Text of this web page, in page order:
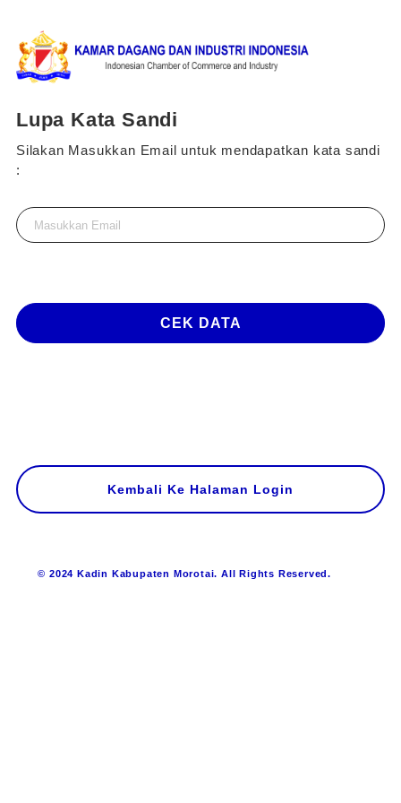
Lupa Kata Sandi
Silakan Masukkan Email untuk mendapatkan kata sandi
:
CEK DATA
Kembali Ke Halaman Login
© 2024 Kadin Kabupaten Morotai. All Rights Reserved.